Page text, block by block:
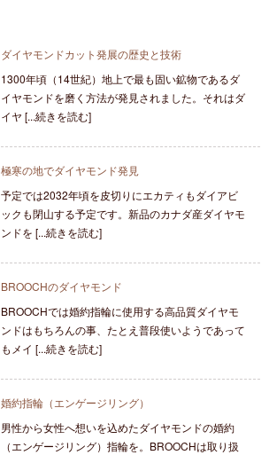
ダイヤモンドカット発展の歴史と技術
1300年頃（14世紀）地上で最も固い鉱物であるダ
イヤモンドを磨く方法が発見されました。それはダ
イヤ [...続きを読む]
極寒の地でダイヤモンド発見
予定では2032年頃を皮切りにエカティもダイアビ
ックも閉山する予定です。新品のカナダ産ダイヤモ
ンドを [...続きを読む]
BROOCHのダイヤモンド
BROOCHでは婚約指輪に使用する高品質ダイヤモ
ンドはもちろんの事、たとえ普段使いようであって
もメイ [...続きを読む]
婚約指輪（エンゲージリング）
男性から女性へ想いを込めたダイヤモンドの婚約
（エンゲージリング）指輪を。BROOCHは取り扱